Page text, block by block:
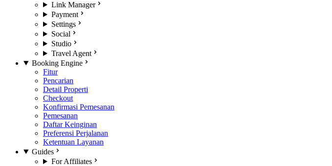
Link Manager
Payment
Settings
Social
Studio
Travel Agent
Booking Engine
Fitur
Pencarian
Detail Properti
Checkout
Konfirmasi Pemesanan
Pemesanan
Daftar Keinginan
Preferensi Perjalanan
Ketentuan Layanan
Guides
For Affiliates